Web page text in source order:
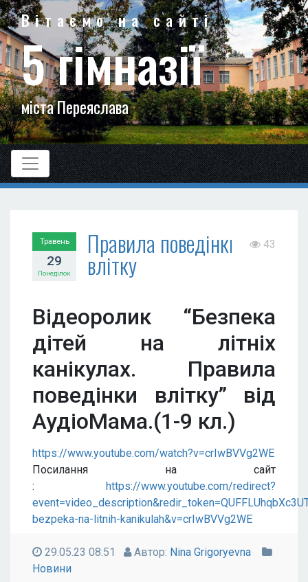
Вітаємо на сайті
5 гімназії
міста Переяслава
Травень
29
Понеділок
Правила поведінки
влітку
43
Відеоролик “Безпека
дітей на літніх
канікулах. Правила
поведінки влітку” від
АудіоМама.(1-9 кл.)
https://www.youtube.com/watch?v=crIwBVVg2WE
Посилання на сайт
: https://www.youtube.com/redirect?
bezpeka-na-litnih-kanikulah&v=crIwBVVg2WE
29.05.23 08:51 Автор: Nina Grigoryevna
Новини